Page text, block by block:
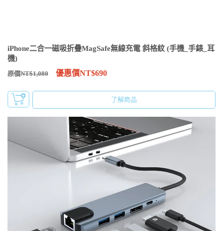
iPhone二合一磁吸折疊MagSafe無線充電 斜格紋 (手機_手錶_耳
機)
原價NT$1,080 優惠價NT$690
了解商品